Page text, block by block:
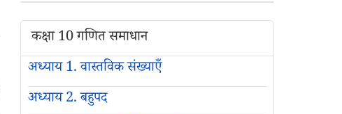
कक्षा 10 गणित समाधान
अध्याय 1. वास्तविक संख्याएँ
अध्याय 2. बहुपद